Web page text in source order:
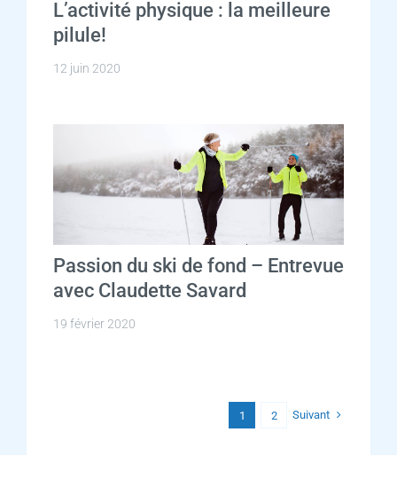
L’activité physique : la meilleure
pilule!
12 juin 2020
Passion du ski de fond – Entrevue
avec Claudette Savard
19 février 2020
1 2 Suivant